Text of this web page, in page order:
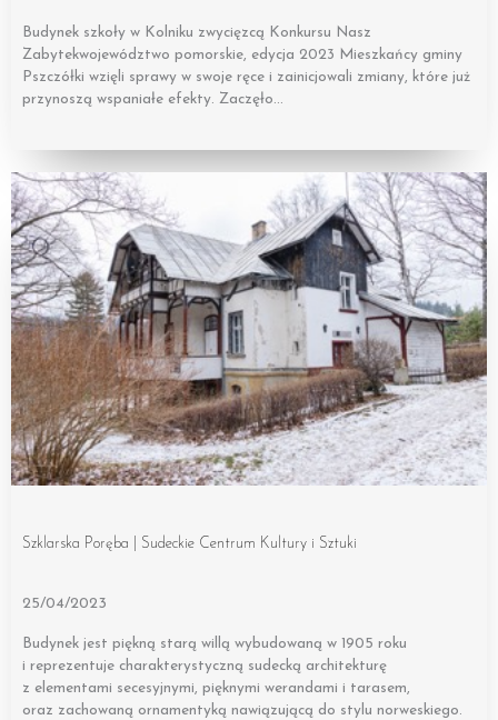
Budynek szkoły w Kolniku zwycięzcą Konkursu Nasz
Zabytekwojewództwo pomorskie, edycja 2023 Mieszkańcy gminy
Pszczółki wzięli sprawy w swoje ręce i zainicjowali zmiany, które już
przynoszą wspaniałe efekty. Zaczęło…
Szklarska Poręba | Sudeckie Centrum Kultury i Sztuki
25/04/2023
Budynek jest piękną starą willą wybudowaną w 1905 roku
i reprezentuje charakterystyczną sudecką architekturę
z elementami secesyjnymi, pięknymi werandami i tarasem,
oraz zachowaną ornamentyką nawiązującą do stylu norweskiego.